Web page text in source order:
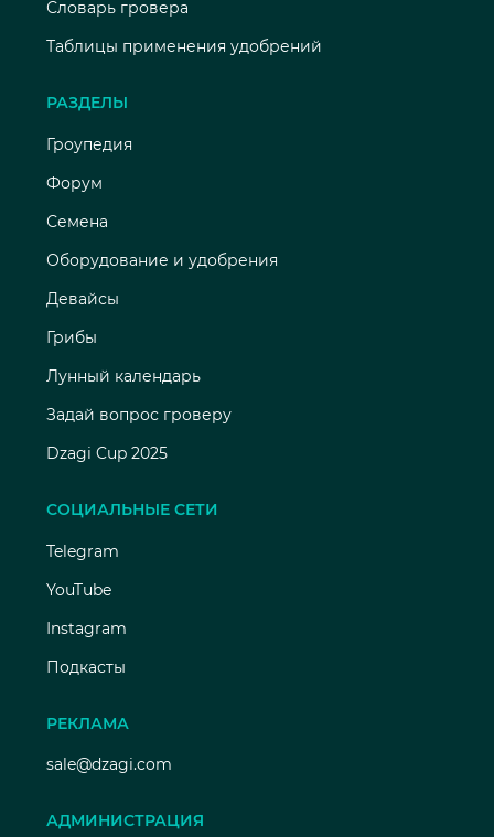
Словарь гровера
Таблицы применения удобрений
РАЗДЕЛЫ
Гроупедия
Форум
Семена
Оборудование и удобрения
Девайсы
Грибы
Лунный календарь
Задай вопрос гроверу
Dzagi Cup 2025
СОЦИАЛЬНЫЕ СЕТИ
Telegram
YouTube
Instagram
Подкасты
РЕКЛАМА
sale@dzagi.com
АДМИНИСТРАЦИЯ